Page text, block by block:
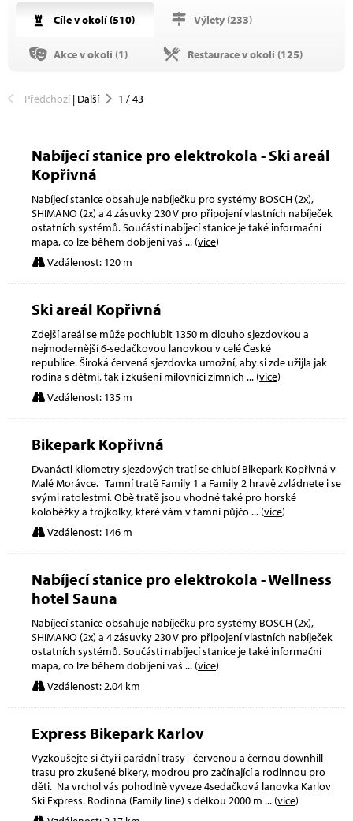
Cíle v okolí (510) Výlety (233)
Akce v okolí (1) Restaurace v okolí (125)
Předchozí | Další 1 /43
Nabíjecí stanice pro elektrokola - Ski areál
Kopřivná
Nabíjecí stanice obsahuje nabíječku pro systémy BOSCH (2x),
SHIMANO (2x) a 4 zásuvky 230 V pro připojení vlastních nabíječek
ostatních systémů. Součástí nabíjecí stanice je také informační
mapa, co lze během dobíjení vaš ... (více)
Vzdálenost: 120 m
Ski areál Kopřivná
Zdejší areál se může pochlubit 1350 m dlouho sjezdovkou a
nejmodernější 6-sedačkovou lanovkou v celé České
republice. Široká červená sjezdovka umožní, aby si zde užijla jak
rodina s dětmi, tak i zkušení milovníci zimních ... (více)
Vzdálenost: 135 m
Bikepark Kopřivná
Dvanácti kilometry sjezdových tratí se chlubí Bikepark Kopřivná v
Malé Morávce. Tamní tratě Family 1 a Family 2 hravě zvládnete i se
svými ratolestmi. Obě tratě jsou vhodné také pro horské
koloběžky a trojkolky, které vám v tamní půjčo... (více)
Vzdálenost: 146 m
Nabíjecí stanice pro elektrokola - Wellness
hotel Sauna
Nabíjecí stanice obsahuje nabíječku pro systémy BOSCH (2x),
SHIMANO (2x) a 4 zásuvky 230 V pro připojení vlastních nabíječek
ostatních systémů. Součástí nabíjecí stanice je také informační
mapa, co lze během dobíjení vaš ... (více)
Vzdálenost: 2.04 km
Express Bikepark Karlov
Vyzkoušejte si čtyři parádní trasy - červenou a černou downhill
trasu pro zkušené bikery, modrou pro začínající a rodinnou pro
děti. Na vrchol vás pohodlně vyveze 4sedačková lanovka Karlov
Ski Express. Rodinná (Family line) s délkou 2000 m ... (více)